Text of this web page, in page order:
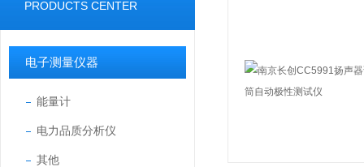
PRODUCTS CENTER
电子测量仪器
能量计
电力品质分析仪
其他